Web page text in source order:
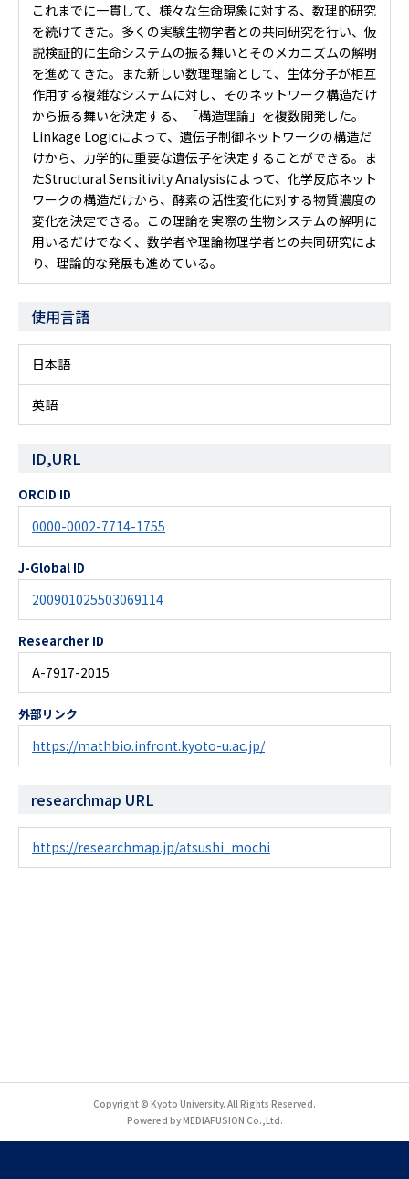
これまでに一貫して、様々な生命現象に対する、数理的研究
を続けてきた。多くの実験生物学者との共同研究を行い、仮
説検証的に生命システムの振る舞いとそのメカニズムの解明
を進めてきた。また新しい数理理論として、生体分子が相互
作用する複雑なシステムに対し、そのネットワーク構造だけ
から振る舞いを決定する、「構造理論」を複数開発した。
Linkage Logicによって、遺伝子制御ネットワークの構造だ
けから、力学的に重要な遺伝子を決定することができる。ま
たStructural Sensitivity Analysisによって、化学反応ネット
ワークの構造だけから、酵素の活性変化に対する物質濃度の
変化を決定できる。この理論を実際の生物システムの解明に
用いるだけでなく、数学者や理論物理学者との共同研究によ
り、理論的な発展も進めている。
使用言語
日本語
英語
ID,URL
ORCID ID
0000-0002-7714-1755
J-Global ID
200901025503069114
Researcher ID
A-7917-2015
外部リンク
https://mathbio.infront.kyoto-u.ac.jp/
researchmap URL
https://researchmap.jp/atsushi_mochi
Copyright © Kyoto University. All Rights Reserved.
Powered by MEDIAFUSION Co.,Ltd.